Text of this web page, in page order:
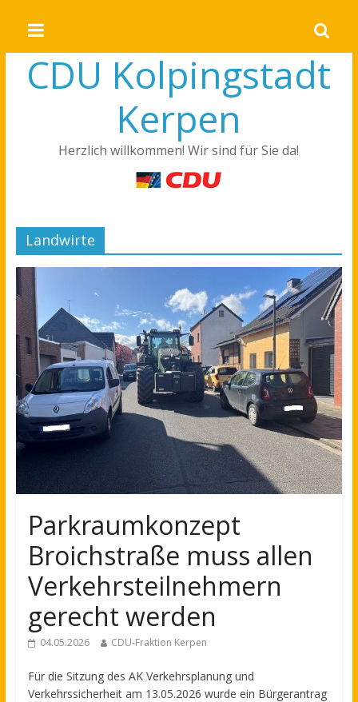
CDU Kolpingstadt
Kerpen
Herzlich willkommen! Wir sind für Sie da!
Landwirte
Parkraumkonzept
Broichstraße muss allen
Verkehrsteilnehmern
gerecht werden
04.05.2026 CDU-Fraktion Kerpen
Für die Sitzung des AK Verkehrsplanung und
Verkehrssicherheit am 13.05.2026 wurde ein Bürgerantrag